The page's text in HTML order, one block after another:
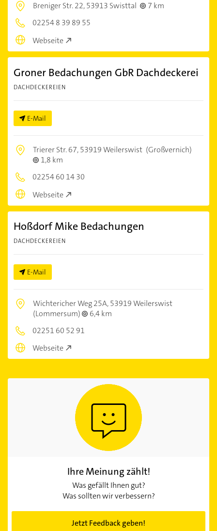
Breniger Str. 22,53913 Swisttal
7 km
02254 8 39 89 55
Webseite
Groner Bedachungen GbR Dachdeckerei
DACHDECKEREIEN
E-Mail
Trierer Str. 67,53919 Weilerswist (Großvernich)
1,8 km
02254 60 14 30
Webseite
Hoßdorf Mike Bedachungen
DACHDECKEREIEN
E-Mail
Wichtericher Weg 25A,53919 Weilerswist
(Lommersum)
6,4 km
02251 60 52 91
Webseite
Ihre Meinung zählt!
Was gefällt Ihnen gut?
Was sollten wir verbessern?
Jetzt Feedback geben!